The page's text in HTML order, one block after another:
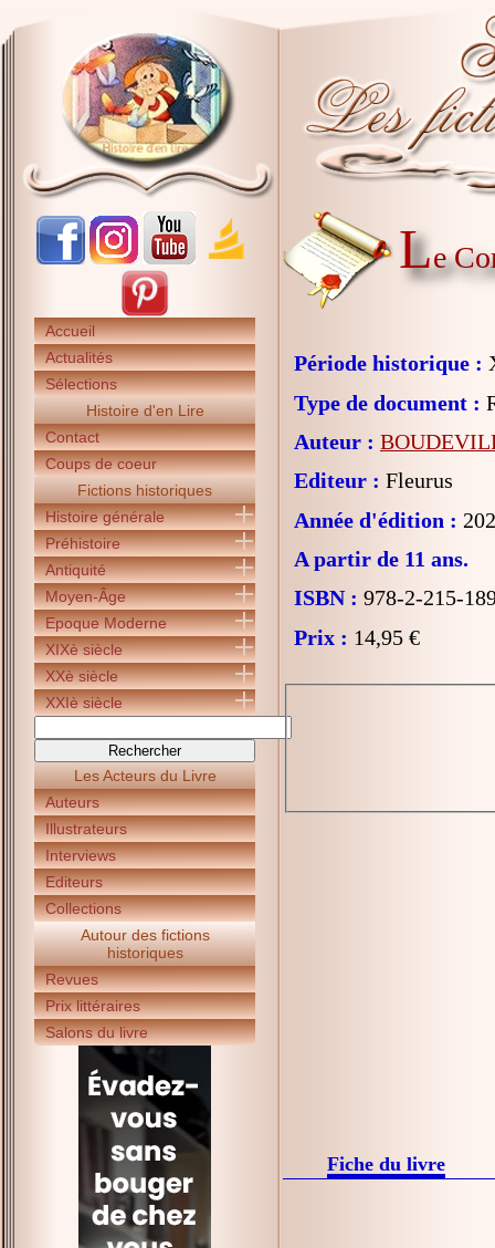
Accueil
Actualités
Sélections
Histoire d'en Lire
Contact
Coups de coeur
Fictions historiques
Histoire générale
Préhistoire
Antiquité
Moyen-Âge
Epoque Moderne
XIXè siècle
XXè siècle
XXIè siècle
Les Acteurs du Livre
Auteurs
Illustrateurs
Interviews
Editeurs
Collections
Autour des fictions
historiques
Revues
Prix littéraires
Salons du livre
Le
Période historique :
Type de document :
Auteur :
Editeur : Fleurus
Année d'édition :
A partir de 11 ans.
ISBN : 978-2-215-
Prix : 14,95 €
Fiche du livre